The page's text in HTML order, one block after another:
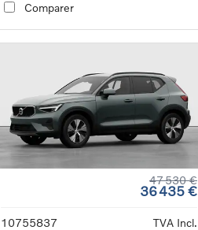
Comparer
47 530 €
36 435 €
10755837
TVA Incl.